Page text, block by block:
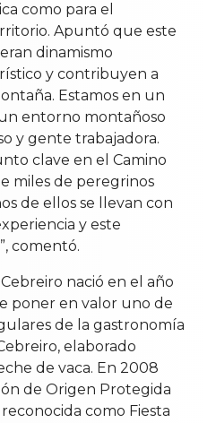
como para el
Apuntó que este
dinamismo
y contribuyen a
Estamos en un
entorno montañoso
y gente trabajadora.
clave en el Camino
miles de peregrinos
de ellos se llevan con
y este
comentó.
nació en el año
poner en valor uno de
de la gastronomía
elaborado
de vaca. En 2008
de Origen Protegida
como Fiesta